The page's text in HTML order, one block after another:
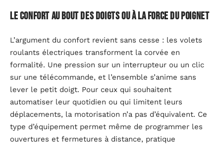
Le confort au bout des doigts ou à la force du poignet
L’argument du confort revient sans cesse : les volets
roulants électriques transforment la corvée en
formalité. Une pression sur un interrupteur ou un clic
sur une télécommande, et l’ensemble s’anime sans
lever le petit doigt. Pour ceux qui souhaitent
automatiser leur quotidien ou qui limitent leurs
déplacements, la motorisation n’a pas d’équivalent. Ce
type d’équipement permet même de programmer les
ouvertures et fermetures à distance, pratique